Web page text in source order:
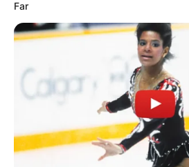
MANTÉNGASE EN ALERTA
Tenemos todas las
interesan. Para estar
favor, active las
ACTIVAR AHORA
Far